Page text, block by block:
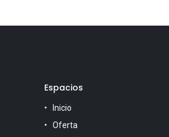
Espacios
Inicio
Oferta